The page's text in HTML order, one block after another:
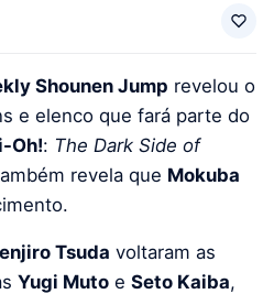
Shounen Jump revelou o
e elenco que fará parte do
Oh!: The Dark Side of
revela que Mokuba
Tsuda voltaram as
Yugi Muto e Seto Kaiba,